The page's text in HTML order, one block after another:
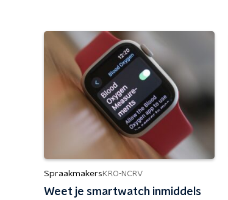
Spraakmakers KRO-NCRV
Weet je smartwatch inmiddels